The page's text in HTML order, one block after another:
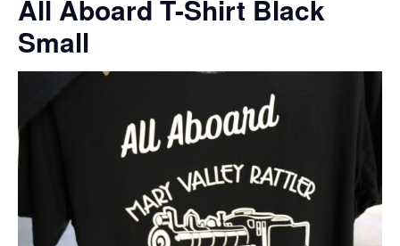
All Aboard T-Shirt Black
Small